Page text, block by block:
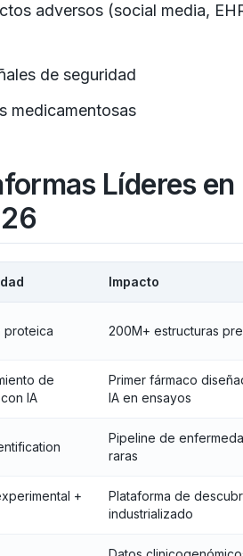
adversos (social media,
de seguridad
medicamentosas
Líderes en
Impacto
proteica 200M+ estructuras
de
IA
Primer fármaco
IA en ensayos
Pipeline de
raras
+
Plataforma de
industrializado